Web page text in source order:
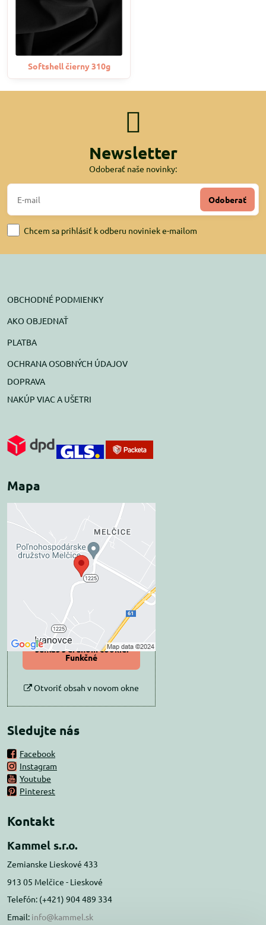
Softshell čierny 310g
Newsletter
Odoberať naše novinky:
Odoberať
Chcem sa prihlásiť k odberu noviniek e-mailom
OBCHODNÉ PODMIENKY
AKO OBJEDNAŤ
PLATBA
OCHRANA OSOBNÝCH ÚDAJOV
DOPRAVA
NAKÚP VIAC A UŠETRI
Mapa
Externý obsah je
blokovaný Voľbami
súkromia
Prajete si načítať externý obsah?
Povoliť tentokrát
Povoliť a zapamätať -
súhlas s druhom cookie:
Funkčné
Otvoriť obsah v novom okne
Sledujte nás
Facebook
Instagram
Youtube
Pinterest
Kontakt
Kammel s.r.o.
Zemianske Lieskové 433
913 05 Melčice - Lieskové
Telefón: (+421) 904 489 334
Email: info@kammel.sk